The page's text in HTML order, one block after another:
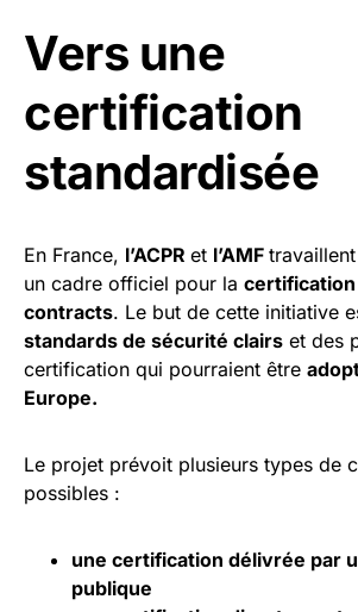
Vers une
certification
standardisée
En France, l’ACPR et l’AMF
un cadre officiel pour la
contracts. Le but de cette initiative
standards de sécurité clairs et des
certification qui pourraient être
Europe.
Le projet prévoit plusieurs types de
possibles :
une certification délivrée par
publique